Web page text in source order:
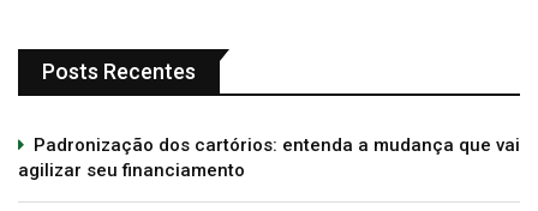
Posts Recentes
Padronização dos cartórios: entenda a mudança que vai
agilizar seu financiamento